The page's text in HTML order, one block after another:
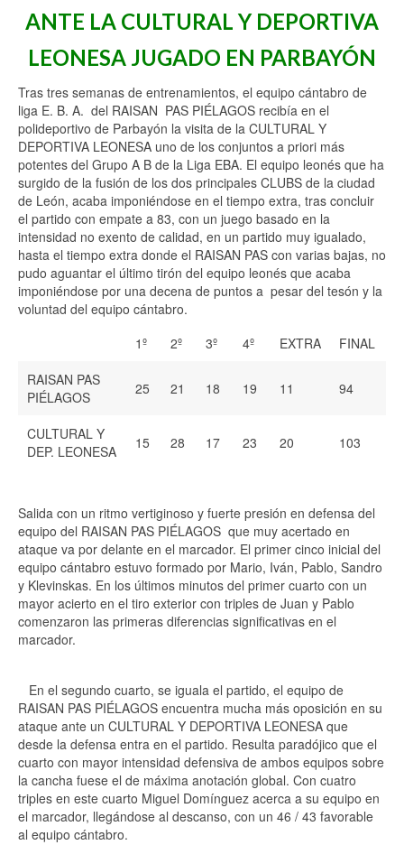
ANTE LA CULTURAL Y DEPORTIVA
LEONESA JUGADO EN PARBAYÓN
Tras tres semanas de entrenamientos, el equipo cántabro de
liga E. B. A. del RAISAN PAS PIÉLAGOS recibía en el
polideportivo de Parbayón la visita de la CULTURAL Y
DEPORTIVA LEONESA uno de los conjuntos a priori más
potentes del Grupo A B de la Liga EBA. El equipo leonés que ha
surgido de la fusión de los dos principales CLUBS de la ciudad
de León, acaba imponiéndose en el tiempo extra, tras concluir
el partido con empate a 83, con un juego basado en la
intensidad no exento de calidad, en un partido muy igualado,
hasta el tiempo extra donde el RAISAN PAS con varias bajas, no
pudo aguantar el último tirón del equipo leonés que acaba
imponiéndose por una decena de puntos a pesar del tesón y la
voluntad del equipo cántabro.
1º
2º 3º 4º EXTRA
FINAL
RAISAN PAS
PIÉLAGOS
25 21 18 19 11 94
CULTURAL Y
DEP. LEONESA
15 28 17 23 20 103
Salida con un ritmo vertiginoso y fuerte presión en defensa del
equipo del RAISAN PAS PIÉLAGOS que muy acertado en
ataque va por delante en el marcador. El primer cinco inicial del
equipo cántabro estuvo formado por Mario, Iván, Pablo, Sandro
y Klevinskas. En los últimos minutos del primer cuarto con un
mayor acierto en el tiro exterior con triples de Juan y Pablo
comenzaron las primeras diferencias significativas en el
marcador.
En el segundo cuarto, se iguala el partido, el equipo de
RAISAN PAS PIÉLAGOS encuentra mucha más oposición en su
ataque ante un CULTURAL Y DEPORTIVA LEONESA que
desde la defensa entra en el partido. Resulta paradójico que el
cuarto con mayor intensidad defensiva de ambos equipos sobre
la cancha fuese el de máxima anotación global. Con cuatro
triples en este cuarto Miguel Domínguez acerca a su equipo en
el marcador, llegándose al descanso, con un 46 / 43 favorable
al equipo cántabro.